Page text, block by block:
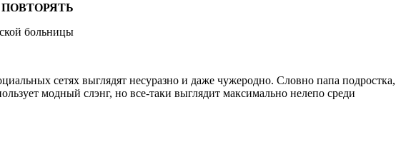
больницы
сетях выглядят несуразно и даже чужеродно. Словно папа подростка,
модный слэнг, но все‑таки выглядит максимально нелепо среди